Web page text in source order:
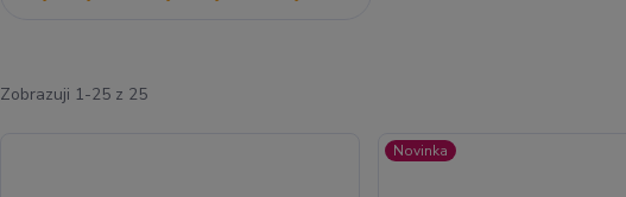
Zobrazuji 1-25 z 25
Novinka